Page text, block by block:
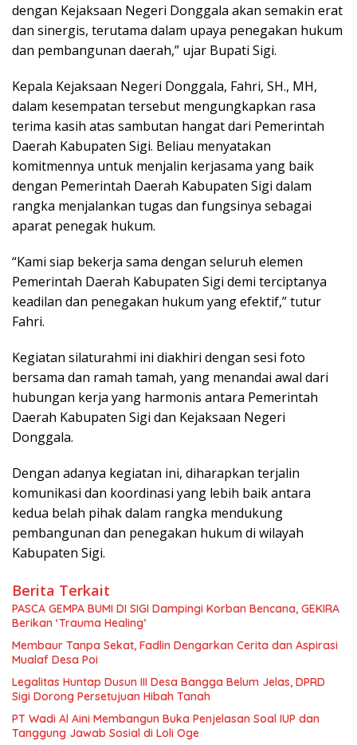
dengan Kejaksaan Negeri Donggala akan semakin erat
dan sinergis, terutama dalam upaya penegakan hukum
dan pembangunan daerah,” ujar Bupati Sigi.
Kepala Kejaksaan Negeri Donggala, Fahri, SH., MH,
dalam kesempatan tersebut mengungkapkan rasa
terima kasih atas sambutan hangat dari Pemerintah
Daerah Kabupaten Sigi. Beliau menyatakan
komitmennya untuk menjalin kerjasama yang baik
dengan Pemerintah Daerah Kabupaten Sigi dalam
rangka menjalankan tugas dan fungsinya sebagai
aparat penegak hukum.
“Kami siap bekerja sama dengan seluruh elemen
Pemerintah Daerah Kabupaten Sigi demi terciptanya
keadilan dan penegakan hukum yang efektif,” tutur
Fahri.
Kegiatan silaturahmi ini diakhiri dengan sesi foto
bersama dan ramah tamah, yang menandai awal dari
hubungan kerja yang harmonis antara Pemerintah
Daerah Kabupaten Sigi dan Kejaksaan Negeri
Donggala.
Dengan adanya kegiatan ini, diharapkan terjalin
komunikasi dan koordinasi yang lebih baik antara
kedua belah pihak dalam rangka mendukung
pembangunan dan penegakan hukum di wilayah
Kabupaten Sigi.
Berita Terkait
PASCA GEMPA BUMI DI SIGI Dampingi Korban Bencana, GEKIRA
Berikan ‘Trauma Healing’
Membaur Tanpa Sekat, Fadlin Dengarkan Cerita dan Aspirasi
Mualaf Desa Poi
Legalitas Huntap Dusun III Desa Bangga Belum Jelas, DPRD
Sigi Dorong Persetujuan Hibah Tanah
PT Wadi Al Aini Membangun Buka Penjelasan Soal IUP dan
Tanggung Jawab Sosial di Loli Oge